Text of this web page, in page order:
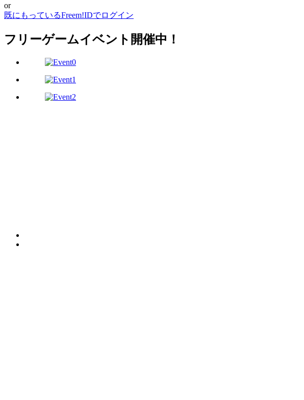
or
既にもっているFreem!IDでログイン
フリーゲームイベント開催中！